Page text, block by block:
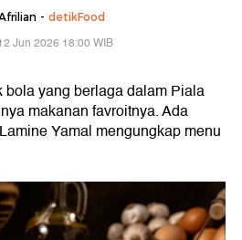
- detikFood
Jun 2026 18:00 WIB
bola yang berlaga dalam Piala
makanan favroitnya. Ada
Yamal mengungkap menu